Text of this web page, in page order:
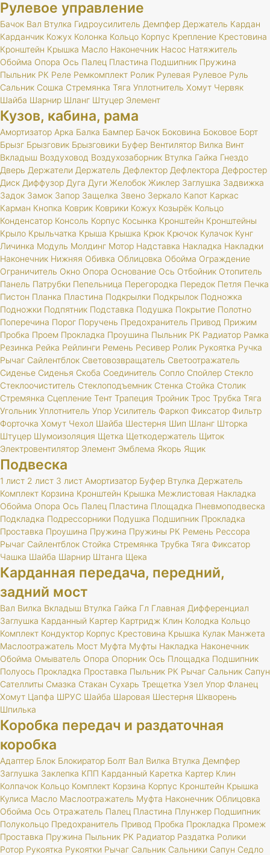
Рулевое управление
Бачок Вал Втулка Гидроусилитель Демпфер Держатель Кардан
Карданчик Кожух Колонка Кольцо Корпус Крепление Крестовина
Кронштейн Крышка Масло Наконечник Насос Натяжитель
Обойма Опора Ось Палец Пластина Подшипник Пружина
Пыльник РК Реле Ремкомплект Ролик Рулевая Рулевое Руль
Сальник Сошка Стремянка Тяга Уплотнитель Хомут Червяк
Шайба Шарнир Шланг Штуцер Элемент
Кузов, кабина, рама
Амортизатор Арка Балка Бампер Бачок Боковина Боковое Борт
Брызг Брызговик Брызговики Буфер Вентилятор Вилка Винт
Вкладыш Воздуховод Воздухозаборник Втулка Гайка Гнездо
Дверь Держатели Держатель Дефлектор Дефлектора Дефростер
Диск Диффузор Дуга Дуги Желобок Жиклер Заглушка Задвижка
Задок Замок Запор Защелка Звено Зеркало Капот Каркас
Карман Кнопка Коврик Коврики Кожух Козырёк Кольцо
Конденсатор Консоль Корпус Косынка Кронштейн Кронштейны
Крыло Крыльчатка Крыша Крышка Крюк Крючок Кулачок Кунг
Личинка Модуль Молдинг Мотор Надставка Накладка Накладки
Наконечник Нижняя Обивка Облицовка Обойма Ограждение
Ограничитель Окно Опора Основание Ось Отбойник Отопитель
Панель Патрубки Пепельница Перегородка Передок Петля Печка
Пистон Планка Пластина Подкрылки Подкрылок Подножка
Подножки Подпятник Подставка Подушка Покрытие Полотно
Поперечина Порог Поручень Предохранитель Привод Прижим
Пробка Проем Прокладка Проушина Пыльник РК Радиатор Рамка
Резинка Рейка Рейлинги Ремень Ресивер Ролик Рукоятка Ручка
Рычаг Сайлентблок Световозвращатель Светоотражатель
Сиденье Сиденья Скоба Соединитель Сопло Спойлер Стекло
Стеклоочиститель Стеклоподъемник Стенка Стойка Столик
Стремянка Сцепление Тент Трапеция Тройник Трос Трубка Тяга
Угольник Уплотнитель Упор Усилитель Фаркоп Фиксатор Фильтр
Форточка Хомут Чехол Шайба Шестерня Шип Шланг Шторка
Штуцер Шумоизоляция Щетка Щеткодержатель Щиток
Электровентилятор Элемент Эмблема Якорь Ящик
Подвеска
1 лист 2 лист 3 лист Амортизатор Буфер Втулка Держатель
Комплект Корзина Кронштейн Крышка Межлистовая Накладка
Обойма Опора Ось Палец Пластина Площадка Пневмоподвеска
Подкладка Подрессорники Подушка Подшипник Прокладка
Проставка Проушина Пружина Пружины РК Ремень Рессора
Рычаг Сайлентблок Стойка Стремянка Трубка Тяга Фиксатор
Чашка Шайба Шарнир Штанга Щека
Карданная передача, передний,
задний мост
Вал Вилка Вкладыш Втулка Гайка Гл Главная Дифференциал
Заглушка Карданный Картер Картридж Клин Колодка Кольцо
Комплект Кондуктор Корпус Крестовина Крышка Кулак Манжета
Маслоотражатель Мост Муфта Муфты Накладка Наконечник
Обойма Омыватель Опора Опорник Ось Площадка Подшипник
Полуось Прокладка Проставка Пыльник РК Рычаг Сальник Сапун
Сателлиты Смазка Стакан Сухарь Трещетка Узел Упор Фланец
Хомут Цапфа ШРУС Шайба Шаровая Шестерня Шкворень
Шпилька
Коробка передач и раздаточная
коробка
Адаптер Блок Блокиратор Болт Вал Вилка Втулка Демпфер
Заглушка Заклепка КПП Карданный Каретка Картер Клин
Колпачок Кольцо Комплект Корзина Корпус Кронштейн Крышка
Кулиса Масло Маслоотражатель Муфта Наконечник Облицовка
Обойма Ось Отражатель Палец Пластина Плунжер Подшипник
Полукольцо Предохранитель Привод Пробка Прокладка Промеж
Проставка Пружина Пыльник РК Радиатор Раздатка Ролики
Ротор Рукоятка Рукоятки Рычаг Сальник Сальники Сапун Седло